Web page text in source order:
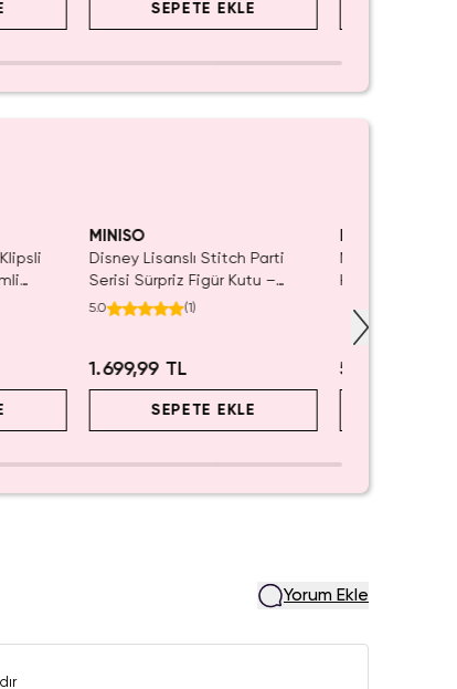
SEPETE EKLE
MINISO
Disney Lisanslı Stitch Parti
Serisi Sürpriz Figür Kutu –
Koleksiyonluk Blind Box
5.0 (1)
1.699,99 TL
SEPETE EKLE
Miniso Lisanslı
Hamuru Seti
599,99 TL
Yorum Ekle